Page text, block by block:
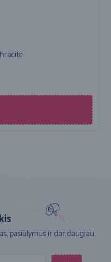
pasiūlymus ir dar daugiau.